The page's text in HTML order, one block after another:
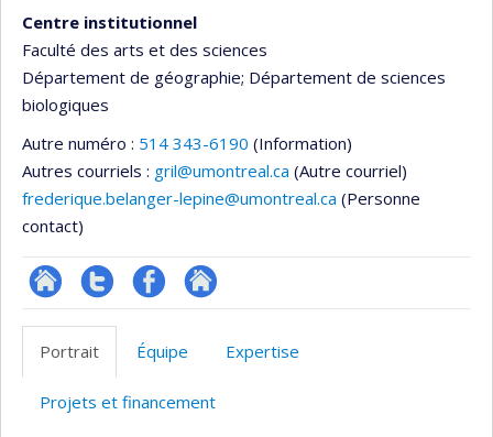
Centre institutionnel
Faculté des arts et des sciences
Département de géographie; Département de sciences
biologiques
Autre numéro : 514 343-6190 (Information)
Autres courriels : gril@umontreal.ca (Autre courriel)
frederique.belanger-lepine@umontreal.ca (Personne
contact)
Site
l’unité
CompteProfil
Facebook
Autre
Portrait Équipe Expertise
Projets et financement